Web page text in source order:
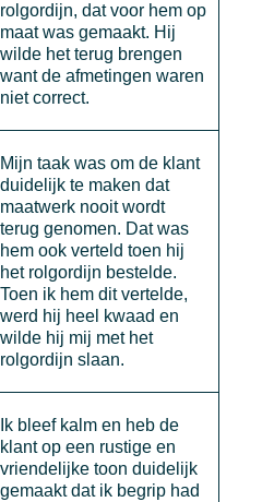
rolgordijn, dat voor hem op
maat was gemaakt. Hij
wilde het terug brengen
want de afmetingen waren
niet correct.
Mijn taak was om de klant
duidelijk te maken dat
maatwerk nooit wordt
terug genomen. Dat was
hem ook verteld toen hij
het rolgordijn bestelde.
Toen ik hem dit vertelde,
werd hij heel kwaad en
wilde hij mij met het
rolgordijn slaan.
Ik bleef kalm en heb de
klant op een rustige en
vriendelijke toon duidelijk
gemaakt dat ik begrip had